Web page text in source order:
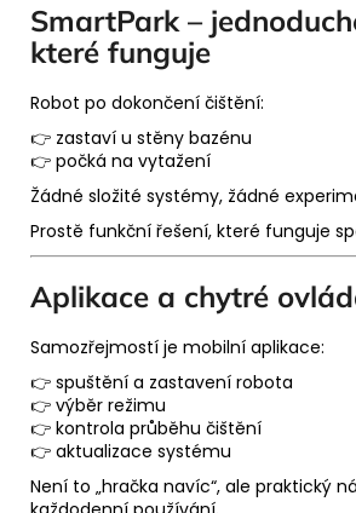
SmartPark –
které funguje
Robot po dokončení čištění:
👉 zastaví u stěny bazénu
👉 počká na vytažení
Žádné složité systémy, žádné
Prostě funkční řešení, které funguje
Aplikace a chytré
Samozřejmostí je mobilní aplikace:
👉 spuštění a zastavení robota
👉 výběr režimu
👉 kontrola průběhu čištění
👉 aktualizace systému
Není to „hračka navíc“, ale praktický